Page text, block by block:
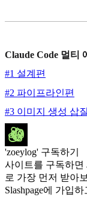
Claude Code 멀티
#1 설계편
#2 파이프라인편
#3 이미지 생성 삽
'zoeylog' 구독하기
사이트를 구독하면
로 가장 먼저 받아
Slashpage에 가입